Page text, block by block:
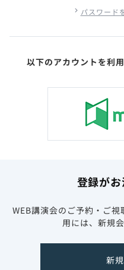
パスワード
以下のアカウントを利
登録が
WEB講演会のご予約・ご
用には、新規
新